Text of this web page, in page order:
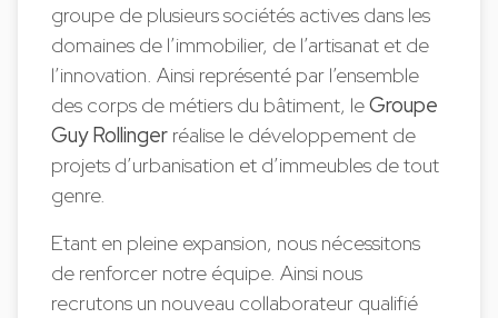
groupe de plusieurs sociétés actives dans les
domaines de l’immobilier, de l’artisanat et de
l’innovation. Ainsi représenté par l’ensemble
des corps de métiers du bâtiment, leGroupe
Guy Rollinger réalise le développement de
projets d’urbanisation et d’immeubles de tout
genre.
Etant en pleine expansion, nous nécessitons
de renforcer notre équipe. Ainsi nous
recrutons un nouveau collaborateur qualifié